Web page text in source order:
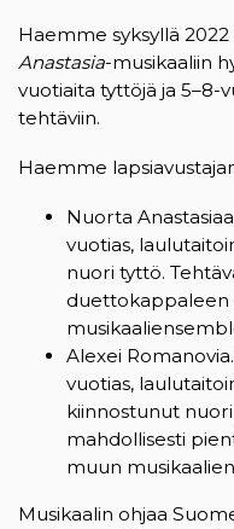
Haemme syksyllä
Anastasia-musikaaliin
vuotiaita tyttöjä ja 5–8-
tehtäviin.
Haemme
Nuorta
vuotias,
nuori tyttö.
duettokappaleen
Alexei
vuotias,
kiinnostunut nuori
mahdollisesti
muun
Musikaalin ohjaa